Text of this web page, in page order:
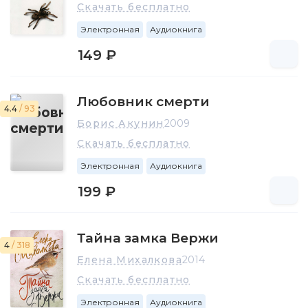
Скачать бесплатно
Электронная Аудиокнига
149 ₽
4.4 / 93 Любовник смерти
Борис Акунин2009
Скачать бесплатно
Электронная Аудиокнига
199 ₽
4 / 318 Тайна замка Вержи
Елена Михалкова2014
Скачать бесплатно
Электронная Аудиокнига